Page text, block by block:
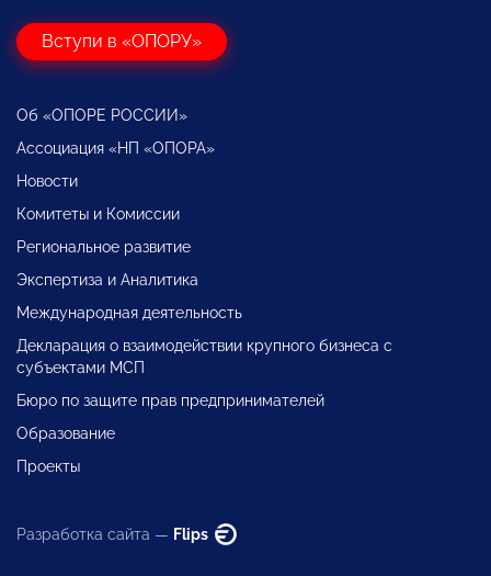
Вступи в «ОПОРУ»
Об «ОПОРЕ РОССИИ»
Ассоциация «НП «ОПОРА»
Новости
Комитеты и Комиссии
Региональное развитие
Экспертиза и Аналитика
Международная деятельность
Декларация о взаимодействии крупного бизнеса с
субъектами МСП
Бюро по защите прав предпринимателей
Образование
Проекты
Разработка сайта — Flips